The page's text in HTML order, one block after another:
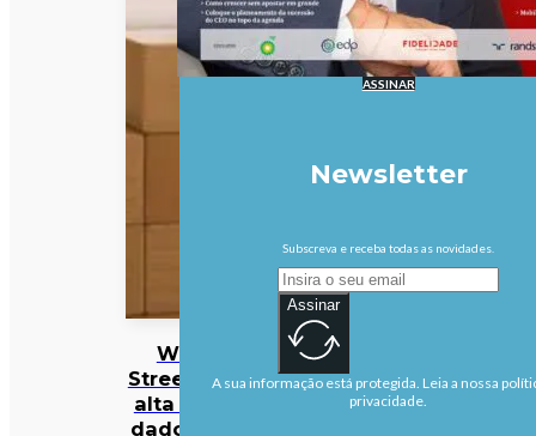
Wall
Street em
alta com
dados de
ASSINAR
Newsletter
Subscreva e receba todas as novidades.
Assinar
A sua informação está protegida. Leia a nossa
privacidade.